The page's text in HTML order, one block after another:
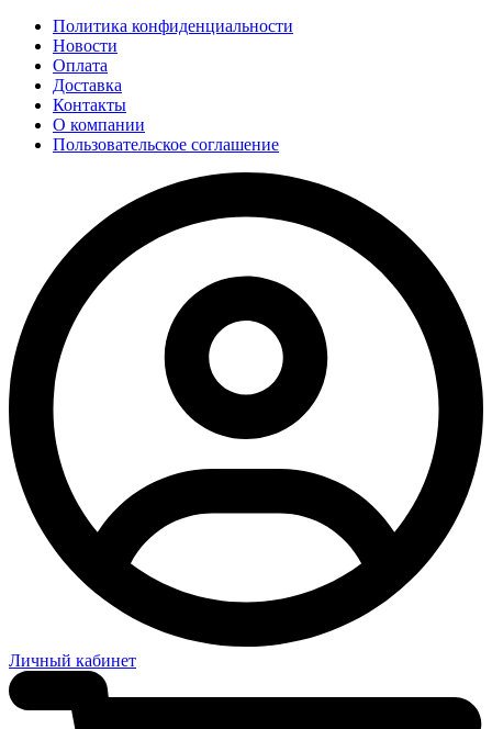
Политика конфиденциальности
Новости
Оплата
Доставка
Контакты
О компании
Пользовательское соглашение
Личный кабинет